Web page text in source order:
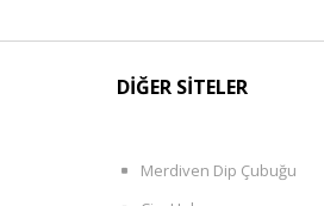
DİĞER SİTELER
Merdiven Dip Çubuğu